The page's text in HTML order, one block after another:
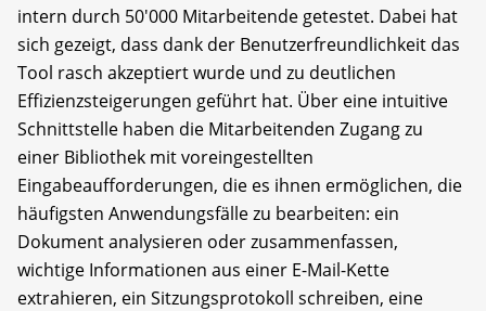
intern durch 50'000 Mitarbeitende getestet. Dabei hat
sich gezeigt, dass dank der Benutzerfreundlichkeit das
Tool rasch akzeptiert wurde und zu deutlichen
Effizienzsteigerungen geführt hat. Über eine intuitive
Schnittstelle haben die Mitarbeitenden Zugang zu
einer Bibliothek mit voreingestellten
Eingabeaufforderungen, die es ihnen ermöglichen, die
häufigsten Anwendungsfälle zu bearbeiten: ein
Dokument analysieren oder zusammenfassen,
wichtige Informationen aus einer E-Mail-Kette
extrahieren, ein Sitzungsprotokoll schreiben, eine